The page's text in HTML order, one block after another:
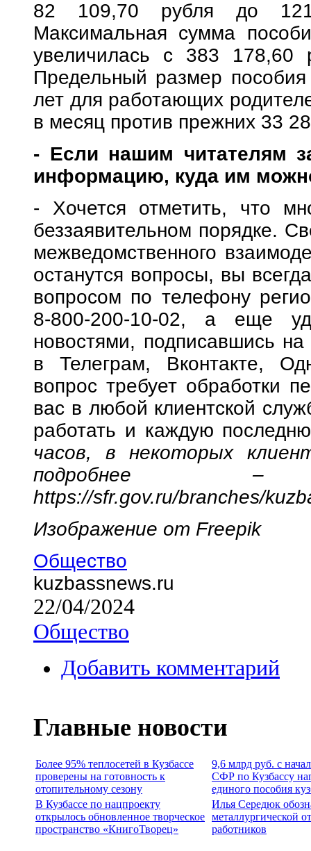
82 109,70 рубля до
Максимальная сумма
увеличилась с 383
Предельный размер
лет для работающих
в месяц против прежних 33
- Если нашим читателям
информацию, куда им
- Хочется отметить, что
беззаявительном порядке.
межведомственного
останутся вопросы, вы
вопросом по телефону
8-800-200-10-02, а еще
новостями, подписавшись
в Телеграм, Вконтакте,
вопрос требует обработки
вас в любой клиентской
работать и каждую
часов, в некоторых
https://sfr.gov.ru/branches/
Изображение от Freepik
Общество
kuzbassnews.ru
22/04/2024
Общество
Добавить комментарий
Главные новости
Более 95% теплосетей в Кузбассе
проверены на готовность к
отопительному сезону
9,6 млрд руб. с
СФР по Кузбассу
единого пособия
В Кузбассе по нацпроекту
открылось обновленное творческое
пространство «КнигоТворец»
Илья Середюк
металлургической
работников